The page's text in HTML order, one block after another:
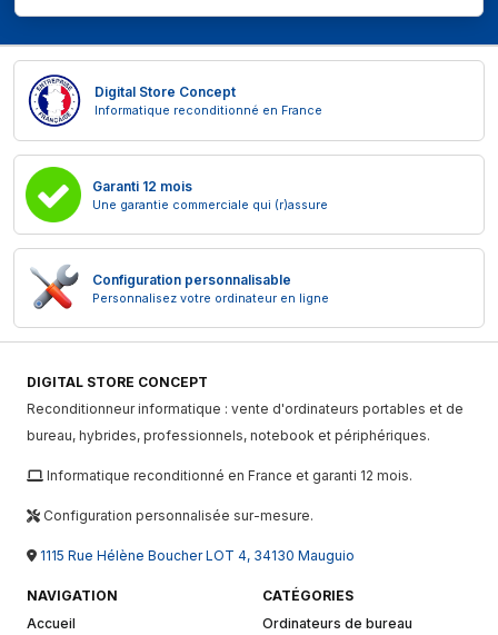
Digital Store Concept
Informatique reconditionné en France
Garanti 12 mois
Une garantie commerciale qui (r)assure
Configuration personnalisable
Personnalisez votre ordinateur en ligne
DIGITAL STORE CONCEPT
Reconditionneur informatique : vente d'ordinateurs portables et de
bureau, hybrides, professionnels, notebook et périphériques.
Informatique reconditionné en France et garanti 12 mois.
Configuration personnalisée sur-mesure.
1115 Rue Hélène Boucher LOT 4, 34130 Mauguio
NAVIGATION
Accueil
CATÉGORIES
Ordinateurs de bureau